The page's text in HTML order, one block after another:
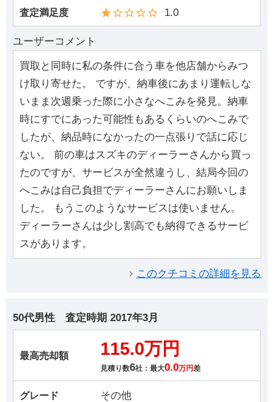
査定満足度 1.0
ユーザーコメント
買取と同時に私の条件に合う車を他店舗からみつ
け取り寄せた。 ですが、納車後にあまり運転しな
いまま次週乗った際に小さなへこみを発見。納車
時にすでにあった可能性もあるくらいのへこみで
したが、納品時になかったの一点張りで話に応じ
ない。 前の車はスズキのディーラーさんから買っ
たのですが、サービスが全然違うし、結局今回の
へこみは自己負担でディーラーさんにお願いしま
した。 もうこのようなサービスは使いません。
ディーラーさんは少し割高でも納得できるサービ
スがあります。
このクチコミの詳細を見る
50代男性 査定時期 2017年3月
最高売却額 115.0万円
見積り数6社：最大0.0万円差
グレード その他